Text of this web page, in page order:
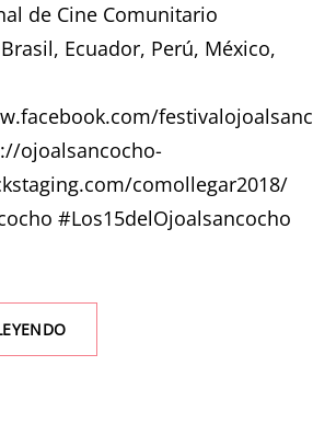
de Cine Comunitario
Ecuador, Perú, México,
festivalojoalsanc
ojoalsancocho-
comollegar2018/
#Los15delOjoalsancocho
13
OCTUBRE